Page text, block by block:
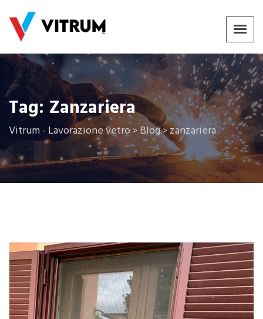
Tag: Zanzariera
Vitrum - Lavorazione vetro >Blog>zanzariera